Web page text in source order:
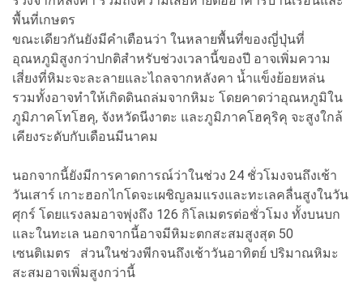
พื้นที่เกษตร
ขณะเดียวกันยังมีคำเตือนว่า ในหลายพื้นที่ของญี่ปุ่นที่
อุณหภูมิสูงกว่าปกติสำหรับช่วงเวลานี้ของปี อาจเพิ่มความ
เสี่ยงที่หิมะจะละลายและไถลจากหลังคา น้ำแข็งย้อยหล่น
รวมทั้งอาจทำให้เกิดดินถล่มจากหิมะ โดยคาดว่าอุณหภูมิใน
ภูมิภาคโทโฮคุ, จังหวัดนีงาตะ และภูมิภาคโฮคุริคุ จะสูงใกล้
เคียงระดับกับเดือนมีนาคม
นอกจากนี้ยังมีการคาดการณ์ว่าในช่วง 24 ชั่วโมงจนถึงเช้า
วันเสาร์ เกาะฮอกไกโดจะเผชิญลมแรงและทะเลคลื่นสูงในวัน
ศุกร์ โดยแรงลมอาจพุ่งถึง 126 กิโลเมตรต่อชั่วโมง ทั้งบนบก
และในทะเล นอกจากนี้อาจมีหิมะตกสะสมสูงสุด 50
เซนติเมตร ส่วนในช่วงพีกจนถึงเช้าวันอาทิตย์ ปริมาณหิมะ
สะสมอาจเพิ่มสูงกว่านี้